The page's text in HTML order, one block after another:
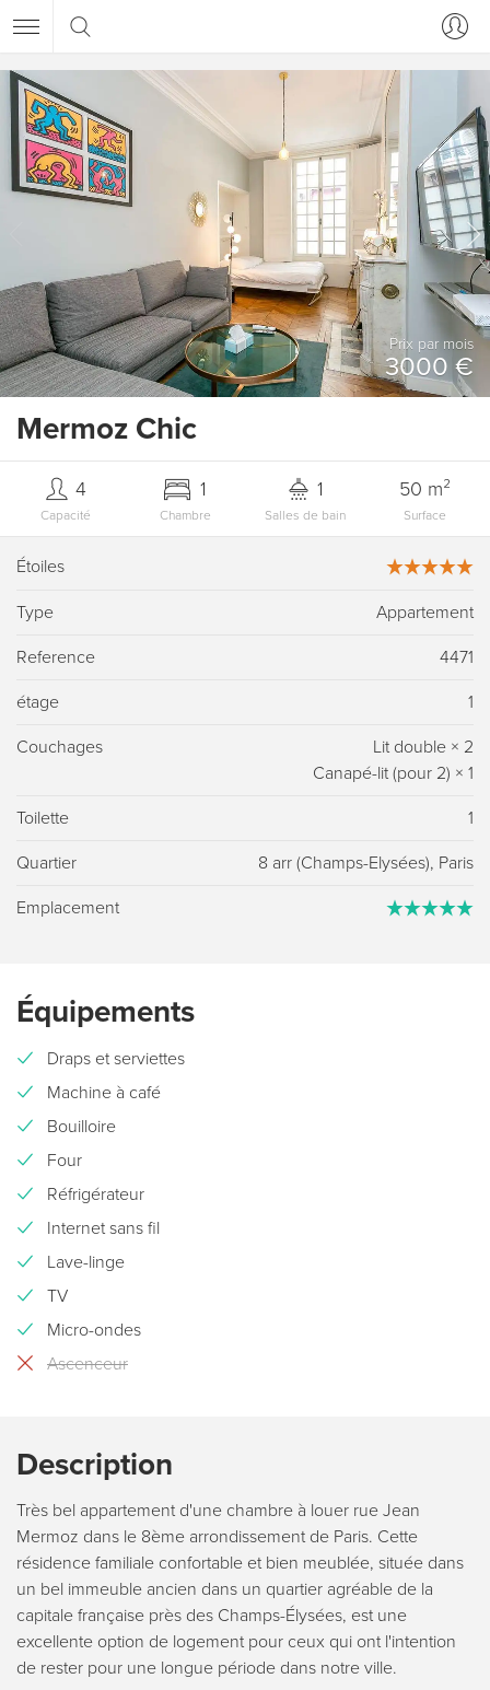
Prix ​​par mois
3000 €
Mermoz Chic
Capacité
4
Chambre
1
Salles de bain
1
Surface
50 m²
Étoiles
Type Appartement
Reference 4471
étage 1
Couchages Lit double × 2
Canapé-lit (pour 2) × 1
Toilette 1
Quartier 8 arr (Champs-Elysées), Paris
Emplacement
Équipements
Draps et serviettes
Machine à café
Bouilloire
Four
Réfrigérateur
Internet sans fil
Lave-linge
TV
Micro-ondes
Ascenceur
Description
Très bel appartement d'une chambre à louer rue Jean
Mermoz dans le 8ème arrondissement de Paris. Cette
résidence familiale confortable et bien meublée, située dans
un bel immeuble ancien dans un quartier agréable de la
capitale française près des Champs-Élysées, est une
excellente option de logement pour ceux qui ont l'intention
de rester pour une longue période dans notre ville.